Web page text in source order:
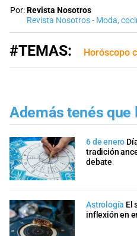
Por:Revista Nosotros
Revista Nosotros - Moda,
#TEMAS: Horóscopo
Además tenés que
6 de enero
tradición
debate
Astrología El
inflexión en